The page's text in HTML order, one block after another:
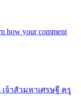
how your comment